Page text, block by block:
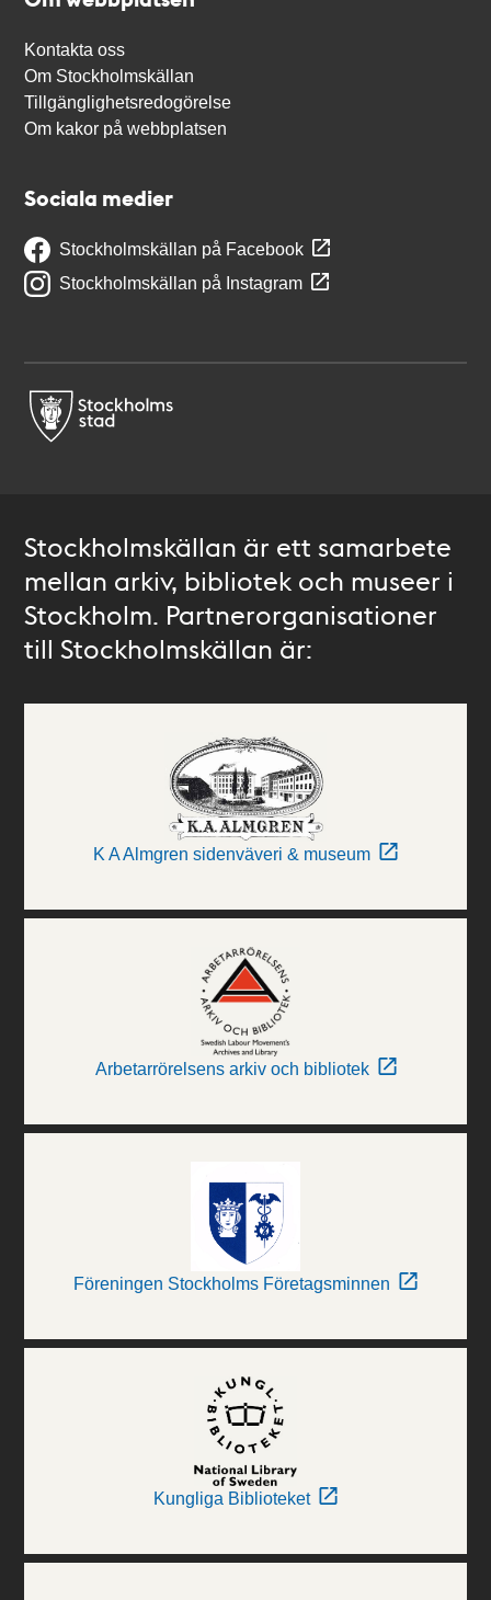
Kontakta oss
Om Stockholmskällan
Tillgänglighetsredogörelse
Om kakor på webbplatsen
Sociala medier
Stockholmskällan på Facebook
Stockholmskällan på Instagram
Stockholmskällan är ett samarbete
mellan arkiv, bibliotek och museer i
Stockholm. Partnerorganisationer
till Stockholmskällan är:
K A Almgren sidenväveri & museum
Arbetarrörelsens arkiv och bibliotek
Föreningen Stockholms Företagsminnen
Kungliga Biblioteket